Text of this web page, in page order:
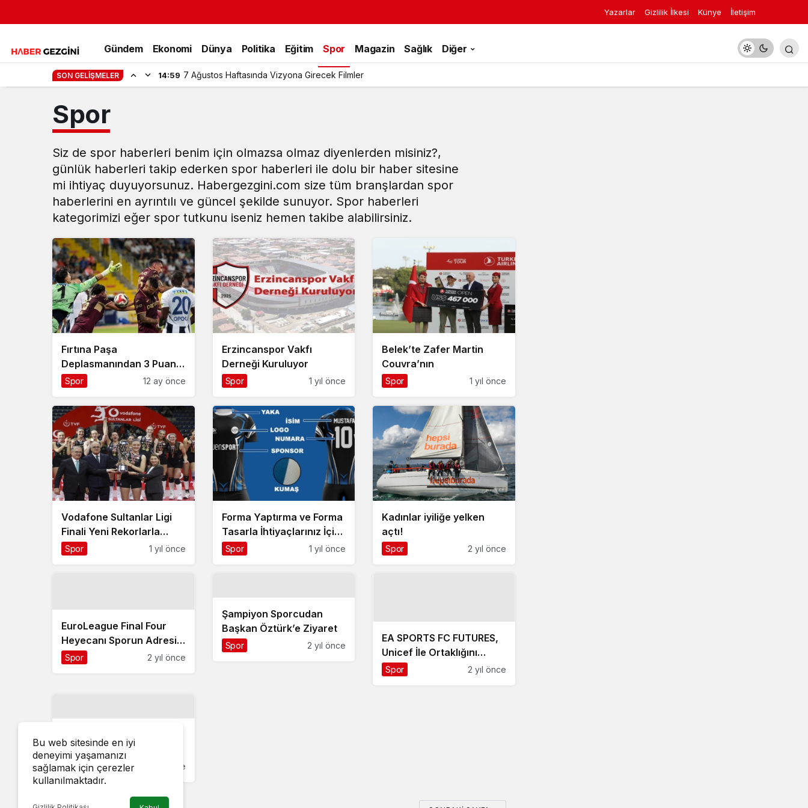
Yazarlar Gizlilik İlkesi Künye İletişim
Gündem Ekonomi Dünya Politika Eğitim Spor Magazin Sağlık Diğer
SON GELIŞMELER 14:59 7 Ağustos Haftasında Vizyona Girecek Filmler
Spor
Siz de spor haberleri benim için olmazsa olmaz diyenlerden misiniz?,
günlük haberleri takip ederken spor haberleri ile dolu bir haber sitesine
mi ihtiyaç duyuyorsunuz. Habergezgini.com size tüm branşlardan spor
haberlerini en ayrıntılı ve güncel şekilde sunuyor. Spor haberleri
kategorimizi eğer spor tutkunu iseniz hemen takibe alabilirsiniz.
Fırtına Paşa
Deplasmanından 3 Puanla
Ayrıldı
Spor 12 ay önce
Erzincanspor Vakfı
Derneği Kuruluyor
Spor 1 yıl önce
Belek’te Zafer Martin
Couvra’nın
Spor 1 yıl önce
Vodafone Sultanlar Ligi
Finali Yeni Rekorlarla
Tamamlandı
Spor 1 yıl önce
Forma Yaptırma ve Forma
Tasarla İhtiyaçlarınız İçin
WENSport!
Spor 1 yıl önce
Kadınlar iyiliğe yelken
açtı!
Spor 2 yıl önce
EuroLeague Final Four
Heyecanı Sporun Adresi S
Sport Plus’ta!
Spor 2 yıl önce
Şampiyon Sporcudan
Başkan Öztürk’e Ziyaret
Spor 2 yıl önce
EA SPORTS FC FUTURES,
Unicef İle Ortaklığını
Duyurdu ve Birinci Yıl
Spor 2 yıl önce
Başkan Aydın’a ziyaret
Spor 2 yıl önce
Bu web sitesinde en iyi
deneyimi yaşamanızı
sağlamak için çerezler
kullanılmaktadır.